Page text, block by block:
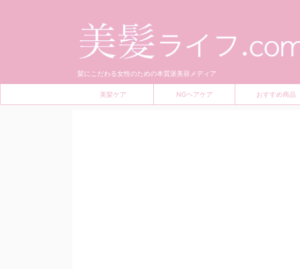
髪にこだわる女性のための本質派美容メディア
美髪ケア NGヘアケア おすすめ商品